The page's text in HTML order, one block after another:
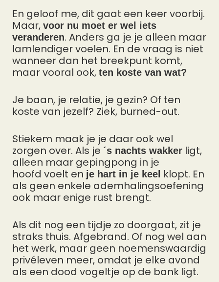
En geloof me, dit gaat een keer voorbij.
Maar, voor nu moet er wel iets
veranderen. Anders ga je je alleen maar
lamlendiger voelen. En de vraag is niet
wanneer dan het breekpunt komt,
maar vooral ook, ten koste van wat?
Je baan, je relatie, je gezin? Of ten
koste van jezelf? Ziek, burned-out.
Stiekem maak je je daar ook wel
zorgen over. Als je ´s nachts wakker ligt,
alleen maar gepingpong in je
hoofd voelt en je hart in je keel klopt. En
als geen enkele ademhalingsoefening
ook maar enige rust brengt.
Als dit nog een tijdje zo doorgaat, zit je
straks thuis. Afgebrand. Of nog wel aan
het werk, maar geen noemenswaardig
privéleven meer, omdat je elke avond
als een dood vogeltje op de bank ligt.